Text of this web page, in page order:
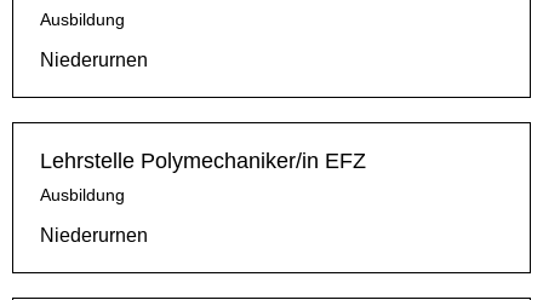
Ausbildung
Niederurnen
Lehrstelle Polymechaniker/in EFZ
Ausbildung
Niederurnen